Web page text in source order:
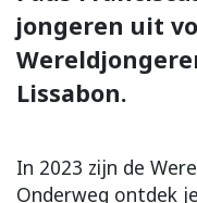
jongeren uit
Lissabon.
In 2023 zijn de
Onderweg ontdek